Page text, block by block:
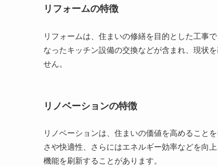
リフォームの特徴
リフォームは、住まいの修繕を目的とした工事
なったキッチン設備の交換などが含まれ、現状
せん。
リノベーションの特徴
リノベーションは、住まいの価値を高めること
さや快適性、さらにはエネルギー効率などを向
機能を刷新することがあります。